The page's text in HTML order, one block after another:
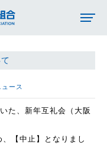
ース
た、新年互礼会（大阪
【中止】となりまし